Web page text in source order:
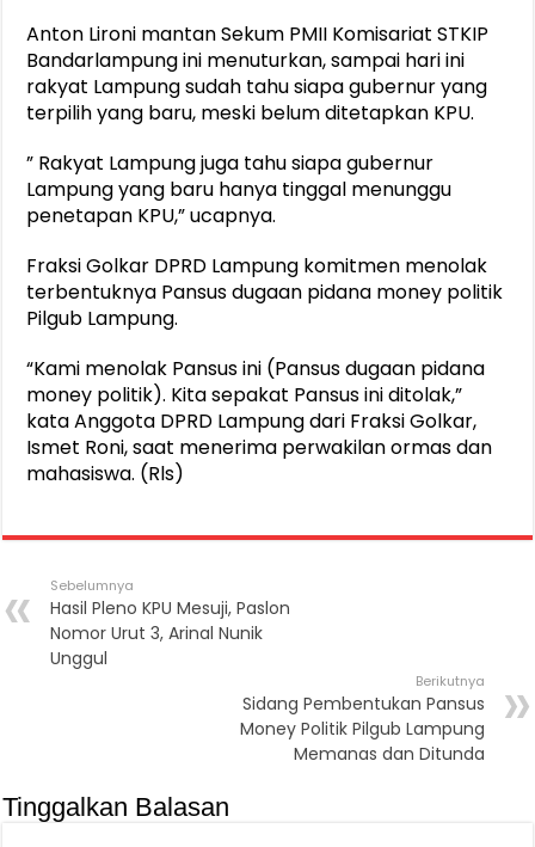
Anton Lironi mantan Sekum PMII Komisariat STKIP
Bandarlampung ini menuturkan, sampai hari ini
rakyat Lampung sudah tahu siapa gubernur yang
terpilih yang baru, meski belum ditetapkan KPU.
” Rakyat Lampung juga tahu siapa gubernur
Lampung yang baru hanya tinggal menunggu
penetapan KPU,” ucapnya.
Fraksi Golkar DPRD Lampung komitmen menolak
terbentuknya Pansus dugaan pidana money politik
Pilgub Lampung.
“Kami menolak Pansus ini (Pansus dugaan pidana
money politik). Kita sepakat Pansus ini ditolak,”
kata Anggota DPRD Lampung dari Fraksi Golkar,
Ismet Roni, saat menerima perwakilan ormas dan
mahasiswa. (Rls)
Sebelumnya
Hasil Pleno KPU Mesuji, Paslon
Nomor Urut 3, Arinal Nunik
Unggul
Berikutnya
Sidang Pembentukan Pansus
Money Politik Pilgub Lampung
Memanas dan Ditunda
Tinggalkan Balasan